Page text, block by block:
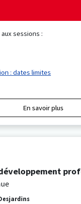
sessions :
: dates limites
En savoir plus